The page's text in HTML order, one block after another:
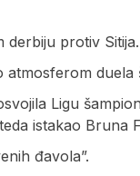
derbiju protiv Sitija.
atmosferom duela
Ligu
istakao Bruna
đavola”.